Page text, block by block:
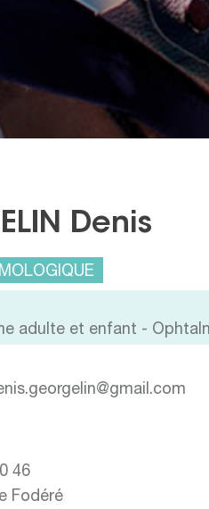
Denis
adulte et enfant -
46
Fodéré